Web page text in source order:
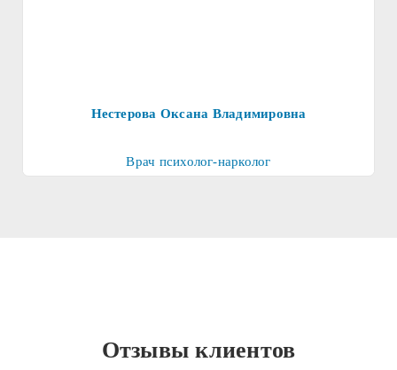
Нестерова Оксана Владимировна
Врач психолог-нарколог
Отзывы клиентов